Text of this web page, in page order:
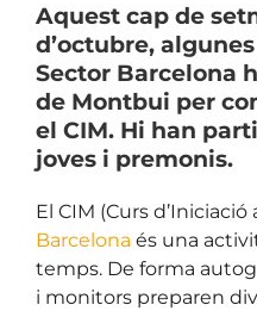
Aquest cap de
d’octubre,
Sector Barcelona
de Montbui per
el CIM. Hi han
joves i premonis.
El CIM (Curs
Barcelona és una
temps. De forma
i monitors preparen